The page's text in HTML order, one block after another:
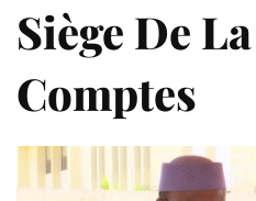
Siège De
Comptes